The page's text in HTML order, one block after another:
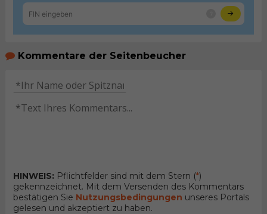
Kommentare der Seitenbeucher
HINWEIS: Pflichtfelder sind mit dem Stern (*)
gekennzeichnet. Mit dem Versenden des Kommentars
bestätigen Sie Nutzungsbedingungen unseres Portals
gelesen und akzeptiert zu haben.